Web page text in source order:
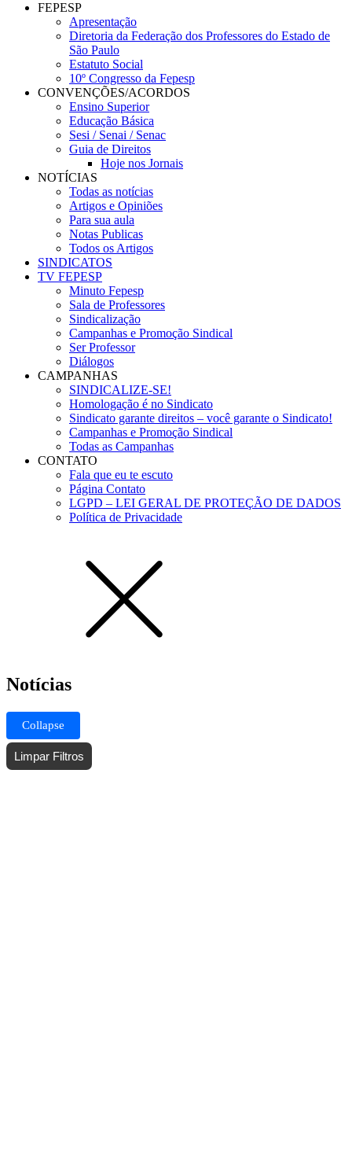
FEPESP
Apresentação
Diretoria da Federação dos Professores do Estado de
São Paulo
Estatuto Social
10º Congresso da Fepesp
CONVENÇÕES/ACORDOS
Ensino Superior
Educação Básica
Sesi / Senai / Senac
Guia de Direitos
Hoje nos Jornais
NOTÍCIAS
Todas as notícias
Artigos e Opiniões
Para sua aula
Notas Publicas
Todos os Artigos
SINDICATOS
TV FEPESP
Minuto Fepesp
Sala de Professores
Sindicalização
Campanhas e Promoção Sindical
Ser Professor
Diálogos
CAMPANHAS
SINDICALIZE-SE!
Homologação é no Sindicato
Sindicato garante direitos – você garante o Sindicato!
Campanhas e Promoção Sindical
Todas as Campanhas
CONTATO
Fala que eu te escuto
Página Contato
LGPD – LEI GERAL DE PROTEÇÃO DE DADOS
Política de Privacidade
Notícias
Collapse
Limpar Filtros